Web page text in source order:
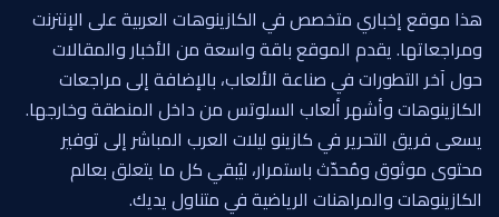
هذا موقع إخباري متخصص في الكازينوهات العربية على الإنترنت
ومراجعاتها. يقدم الموقع باقة واسعة من الأخبار والمقالات
حول آخر التطورات في صناعة الألعاب، بالإضافة إلى مراجعات
الكازينوهات وأشهر ألعاب السلوتس من داخل المنطقة وخارجها.
يسعى فريق التحرير في كازينو ليلات العرب المباشر إلى توفير
محتوى موثوق ومُحدّث باستمرار، ليُبقي كل ما يتعلق بعالم
الكازينوهات والمراهنات الرياضية في متناول يديك.